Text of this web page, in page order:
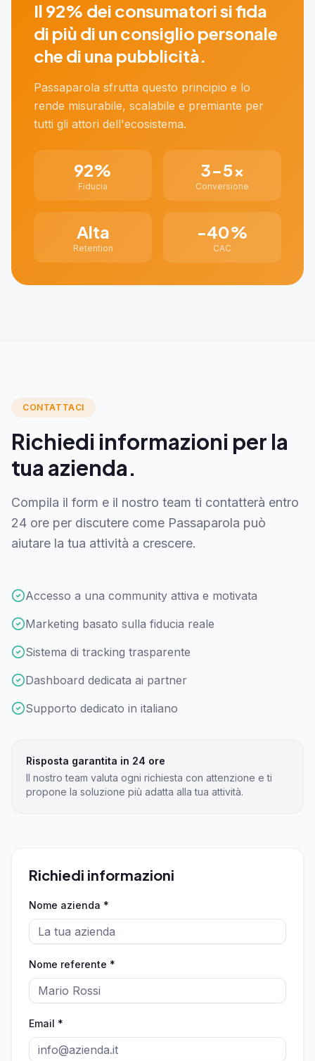
Il 92% dei consumatori si fida
di più di un consiglio personale
che di una pubblicità.
Passaparola sfrutta questo principio e lo
rende misurabile, scalabile e premiante per
tutti gli attori dell'ecosistema.
92%
Fiducia
3-5x
Conversione
Alta
Retention
-40%
CAC
CONTATTACI
Richiedi informazioni per la
tua azienda.
Compila il form e il nostro team ti contatterà entro
24 ore per discutere come Passaparola può
aiutare la tua attività a crescere.
Accesso a una community attiva e motivata
Marketing basato sulla fiducia reale
Sistema di tracking trasparente
Dashboard dedicata ai partner
Supporto dedicato in italiano
Risposta garantita in 24 ore
Il nostro team valuta ogni richiesta con attenzione e ti
propone la soluzione più adatta alla tua attività.
Richiedi informazioni
Nome azienda *
Nome referente *
Email *